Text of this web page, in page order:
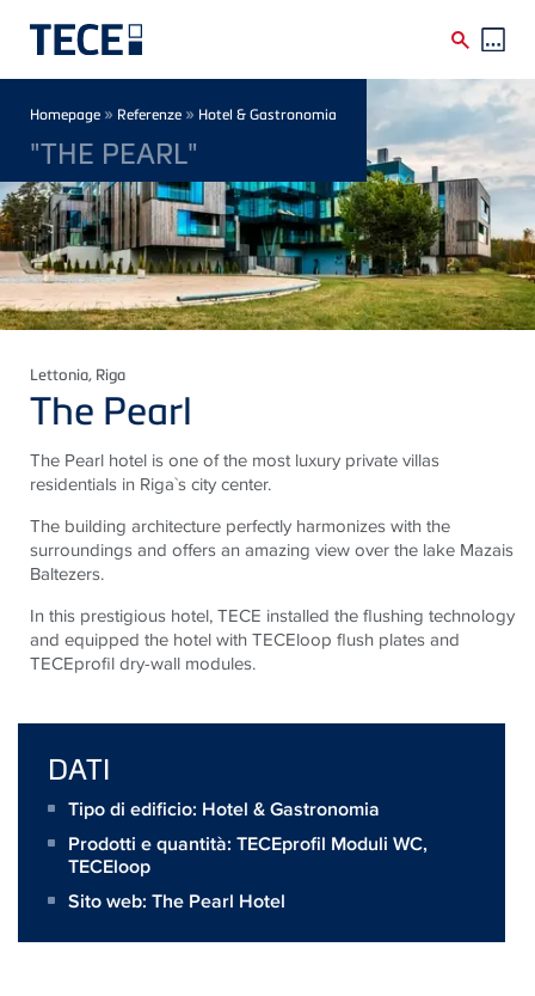
Breadcrumb
Homepage » Referenze » Hotel & Gastronomia
"THE PEARL"
Lettonia, Riga
The Pearl
The Pearl hotel is one of the most luxury private villas
residentials in Riga`s city center.
The building architecture perfectly harmonizes with the
surroundings and offers an amazing view over the lake Mazais
Baltezers.
In this prestigious hotel, TECE installed the flushing technology
and equipped the hotel with TECEloop flush plates and
TECEprofil dry-wall modules.
DATI
Tipo di edificio: Hotel & Gastronomia
Prodotti e quantità: TECEprofil Moduli WC,
TECEloop
Sito web: The Pearl Hotel